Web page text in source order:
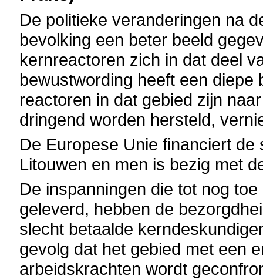
De politieke veranderingen na
bevolking een beter beeld
kernreactoren zich in dat deel
bewustwording heeft een
reactoren in dat gebied zijn
dringend worden hersteld,
De Europese Unie financiert
Litouwen en men is bezig met
De inspanningen die tot nog
geleverd, hebben de
slecht betaalde
gevolg dat het gebied met een
arbeidskrachten wordt